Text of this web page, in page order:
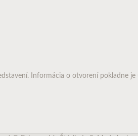
Informácia o otvorení pokladne